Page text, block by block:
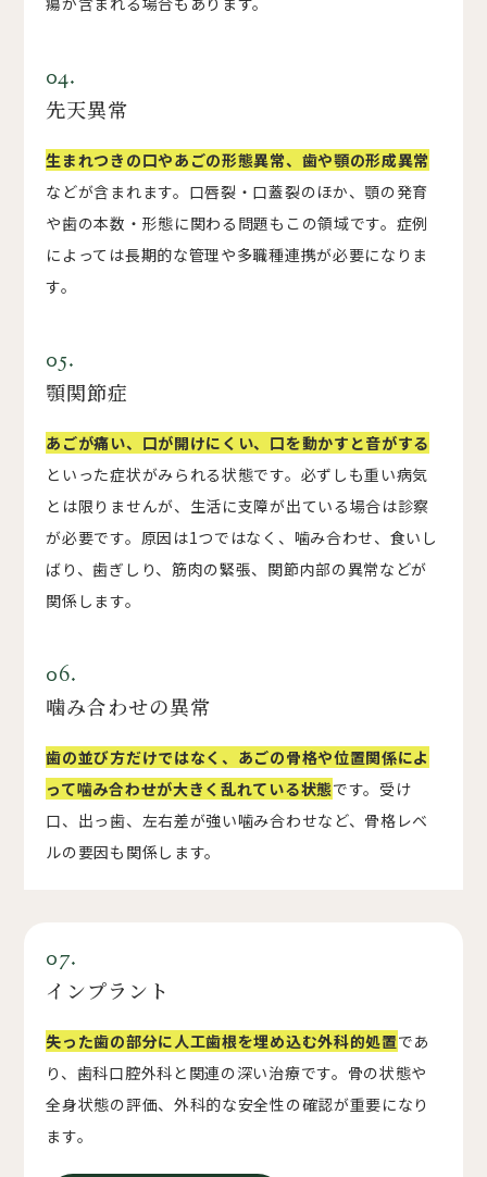
04.
先天異常
生まれつきの口やあごの形態異常、歯や顎の形成異常
などが含まれます。口唇裂・口蓋裂のほか、顎の発育
や歯の本数・形態に関わる問題もこの領域です。症例
によっては長期的な管理や多職種連携が必要になりま
す。
05.
顎関節症
あごが痛い、口が開けにくい、口を動かすと音がする
といった症状がみられる状態です。必ずしも重い病気
とは限りませんが、生活に支障が出ている場合は診察
が必要です。原因は1つではなく、噛み合わせ、食いし
ばり、歯ぎしり、筋肉の緊張、関節内部の異常などが
関係します。
06.
噛み合わせの異常
歯の並び方だけではなく、あごの骨格や位置関係によ
って噛み合わせが大きく乱れている状態です。受け
口、出っ歯、左右差が強い噛み合わせなど、骨格レベ
ルの要因も関係します。
07.
インプラント
失った歯の部分に人工歯根を埋め込む外科的処置であ
り、歯科口腔外科と関連の深い治療です。骨の状態や
全身状態の評価、外科的な安全性の確認が重要になり
ます。